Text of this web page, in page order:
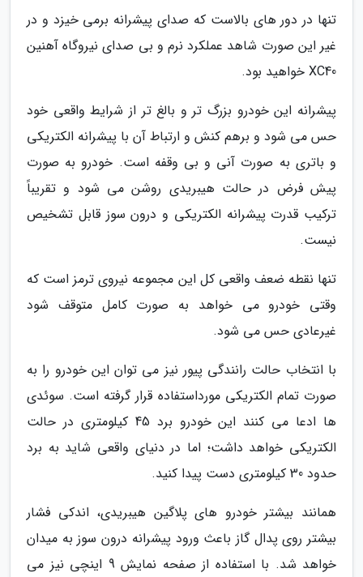
تنها در دور های بالاست که صدای پیشرانه برمی خیزد و در
غیر این صورت شاهد عملکرد نرم و بی صدای نیروگاه آهنین
XC40 خواهید بود.
پیشرانه این خودرو بزرگ تر و بالغ تر از شرایط واقعی خود
حس می شود و برهم کنش و ارتباط آن با پیشرانه الکتریکی
و باتری به صورت آنی و بی وقفه است. خودرو به صورت
پیش فرض در حالت هیبریدی روشن می شود و تقریباً
ترکیب قدرت پیشرانه الکتریکی و درون سوز قابل تشخیص
نیست.
تنها نقطه ضعف واقعی کل این مجموعه نیروی ترمز است که
وقتی خودرو می خواهد به صورت کامل متوقف شود
غیرعادی حس می شود.
با انتخاب حالت رانندگی پیور نیز می توان این خودرو را به
صورت تمام الکتریکی مورداستفاده قرار گرفته است. سوئدی
ها ادعا می کنند این خودرو برد 45 کیلومتری در حالت
الکتریکی خواهد داشت؛ اما در دنیای واقعی شاید به برد
حدود 30 کیلومتری دست پیدا کنید.
همانند بیشتر خودرو های پلاگین هیبریدی، اندکی فشار
بیشتر روی پدال گاز باعث ورود پیشرانه درون سوز به میدان
خواهد شد. با استفاده از صفحه نمایش 9 اینچی نیز می